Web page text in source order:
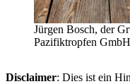
Jürgen Bosch, der
Pazifiktropfen GmbH
Disclaimer: Dies ist ein